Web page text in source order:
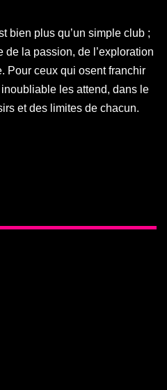
bien plus qu’un simple club ;
de la passion, de l’exploration
Pour ceux qui osent franchir
les attend, dans le
et des limites de chacun.